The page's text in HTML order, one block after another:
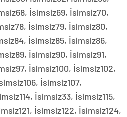
İsimsiz69, İsimsiz70,
İsimsiz79, İsimsiz80,
İsimsiz85, İsimsiz86,
İsimsiz90, İsimsiz91,
İsimsiz100, İsimsiz102,
İsimsiz107,
İsimsiz33, İsimsiz115,
İsimsiz122, İsimsiz124,